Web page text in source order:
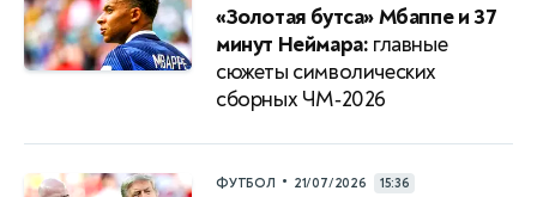
«Золотая бутса» Мбаппе и 37
минут Неймара: главные
сюжеты символических
сборных ЧМ‑2026
ФУТБОЛ • 21/07/2026 15:36